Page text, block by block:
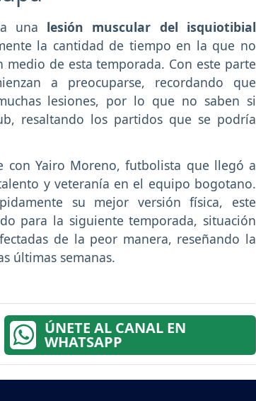
una lesión muscular del isquiotibial
la cantidad de tiempo en la que no
medio de esta temporada. Con este parte
a preocuparse, recordando que
lesiones, por lo que no saben si
resaltando los partidos que se podría
con Yairo Moreno, futbolista que llegó a
y veteranía en el equipo bogotano.
su mejor versión física, este
para la siguiente temporada, situación
de la peor manera, reseñando la
últimas semanas.
ÚNETE AL CANAL EN
WHATSAPP